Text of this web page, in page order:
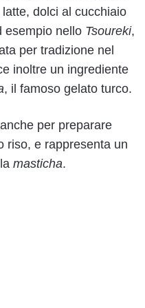
dolci al cucchiaio
esempio nello Tsoureki,
per tradizione nel
inoltre un ingrediente
, il famoso gelato turco.
per preparare
riso, e rappresenta un
masticha.